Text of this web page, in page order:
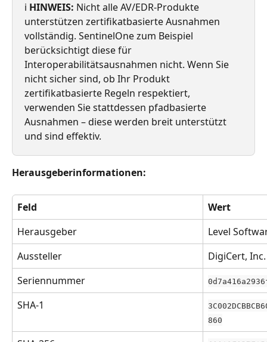
ℹ️ HINWEIS: Nicht alle AV/EDR-Produkte
unterstützen zertifikatbasierte Ausnahmen
vollständig. SentinelOne zum Beispiel
berücksichtigt diese für
Interoperabilitätsausnahmen nicht. Wenn Sie
nicht sicher sind, ob Ihr Produkt
zertifikatbasierte Regeln respektiert,
verwenden Sie stattdessen pfadbasierte
Ausnahmen – diese werden breit unterstützt
und sind effektiv.
Herausgeberinformationen:
Feld
Wert
Herausgeber
Level
Aussteller
DigiCert, Inc.
Seriennummer
SHA-1
860